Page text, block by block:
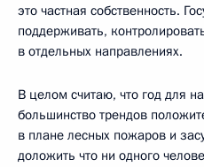
это частная собственность.
поддерживать,
в отдельных направлениях.
В целом считаю, что год для
большинство трендов
в плане лесных пожаров и
доложить что ни одного